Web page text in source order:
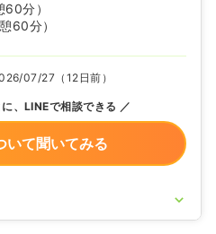
60分）
憩60分）
07/27（12日前）
、LINEで相談できる
いて聞いてみる